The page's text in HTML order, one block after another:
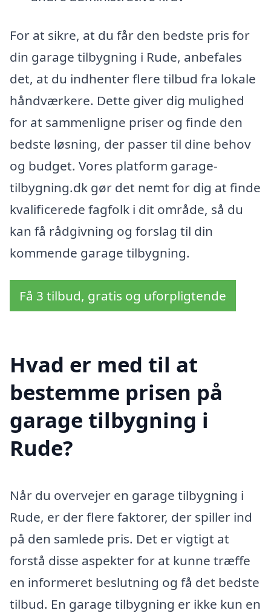
For at sikre, at du får den bedste pris for
din garage tilbygning i Rude, anbefales
det, at du indhenter flere tilbud fra lokale
håndværkere. Dette giver dig mulighed
for at sammenligne priser og finde den
bedste løsning, der passer til dine behov
og budget. Vores platform garage-
tilbygning.dk gør det nemt for dig at finde
kvalificerede fagfolk i dit område, så du
kan få rådgivning og forslag til din
kommende garage tilbygning.
Få 3 tilbud, gratis og uforpligtende
Hvad er med til at
bestemme prisen på
garage tilbygning i
Rude?
Når du overvejer en garage tilbygning i
Rude, er der flere faktorer, der spiller ind
på den samlede pris. Det er vigtigt at
forstå disse aspekter for at kunne træffe
en informeret beslutning og få det bedste
tilbud. En garage tilbygning er ikke kun en